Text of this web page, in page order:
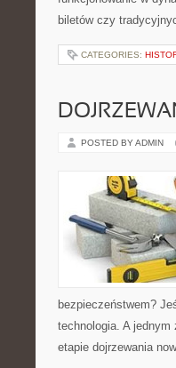
biletów czy
CATEGORIES:
POSTED BY ADMIN
bezpieczeństwem?
technologia. A jednym
etapie dojrzewania